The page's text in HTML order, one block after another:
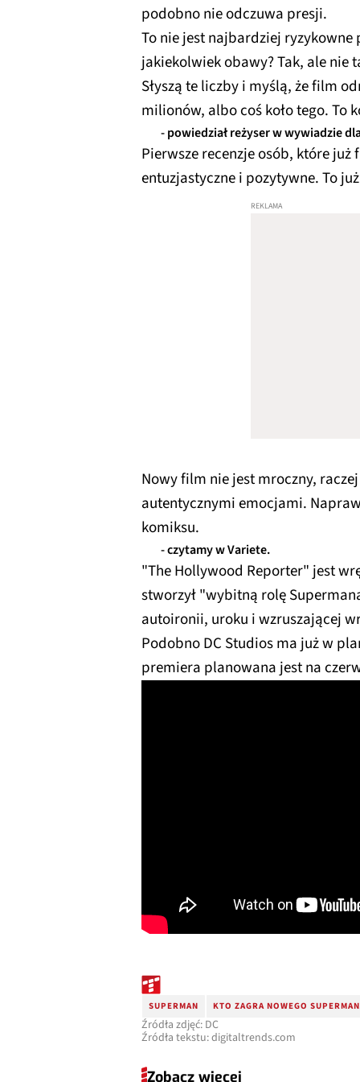
eARC, BT, Dolby
Virtual:X
podobno nie odczuwa presji.
To nie jest najbardziej ryzykowne
jakiekolwiek obawy? Tak, ale nie
Słyszą te liczby i myślą, że film
milionów, albo coś koło tego. To
- powiedział reżyser w wywiadzie
Pierwsze recenzje osób, które
entuzjastyczne i pozytywne. To
Nowy film nie jest mroczny,
autentycznymi emocjami.
komiksu.
- czytamy w Variete.
"The Hollywood Reporter" jest
stworzył "wybitną rolę
autoironii, uroku i wzruszającej
Podobno DC Studios ma już w
premiera planowana jest na
SUPERMAN KTO ZAGRA NOWEGO
Źródła zdjęć: DC
Źródła tekstu: digitaltrends.com
Zobacz więcej